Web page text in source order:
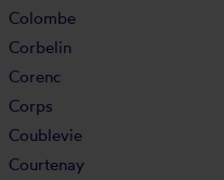
Colombe
Corbelin
Corenc
Corps
Coublevie
Courtenay